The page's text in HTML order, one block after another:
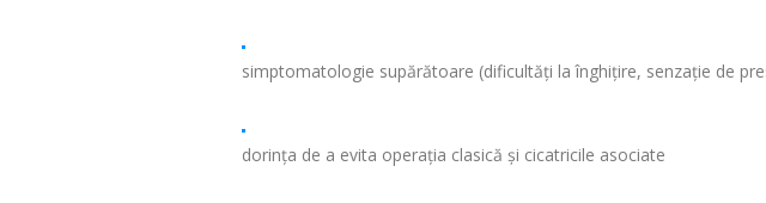
simptomatologie supărătoare (dificultăți la înghițire, senzație de
dorința de a evita operația clasică și cicatricile asociate